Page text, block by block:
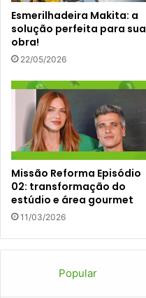
Esmerilhadeira Makita: a
solução perfeita para sua
obra!
22/05/2026
Missão Reforma Episódio
02: transformação do
estúdio e área gourmet
11/03/2026
Popular